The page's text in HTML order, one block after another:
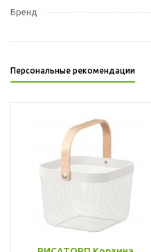
Бренд
Персональные рекомендации